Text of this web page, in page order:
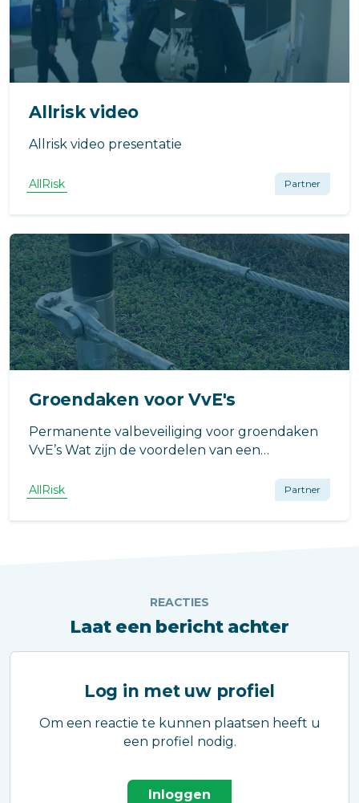
Allrisk video
Allrisk video presentatie
AllRisk Partner
Groendaken voor VvE's
Permanente valbeveiliging voor groendaken
VvE’s Wat zijn de voordelen van een
AllRisk Partner
REACTIES
Laat een bericht achter
Log in met uw profiel
Om een reactie te kunnen plaatsen heeft u
een profiel nodig.
Inloggen